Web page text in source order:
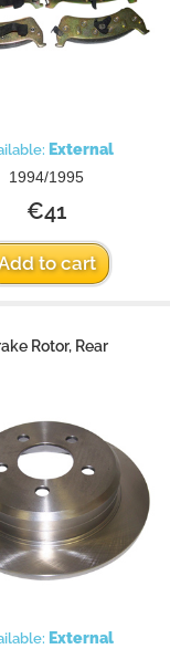
External
1994/1995
€41
to cart
Rotor, Rear
External